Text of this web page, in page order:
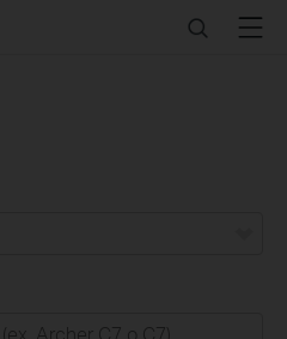
SearchMenu